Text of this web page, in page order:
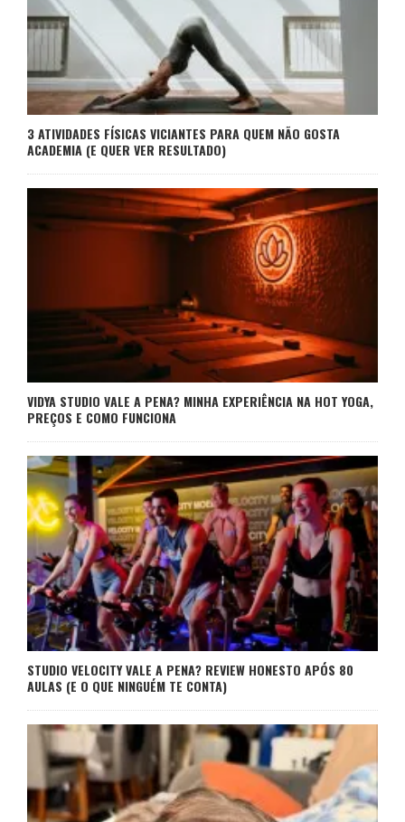
3 ATIVIDADES FÍSICAS VICIANTES PARA QUEM NÃO GOSTA
ACADEMIA (E QUER VER RESULTADO)
VIDYA STUDIO VALE A PENA? MINHA EXPERIÊNCIA NA HOT YOGA,
PREÇOS E COMO FUNCIONA
STUDIO VELOCITY VALE A PENA? REVIEW HONESTO APÓS 80
AULAS (E O QUE NINGUÉM TE CONTA)